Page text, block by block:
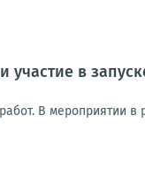
в
В мероприятии в